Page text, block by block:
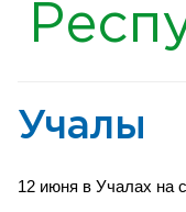
Учалы
12 июня в Учалах на